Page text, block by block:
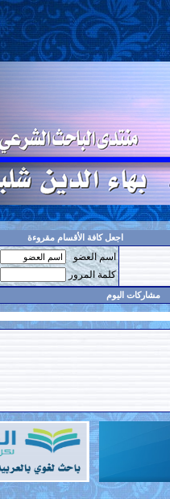
اجعل كافة الأقسام مقروءة
اسم العضو
كلمة المرور
مشاركات اليوم